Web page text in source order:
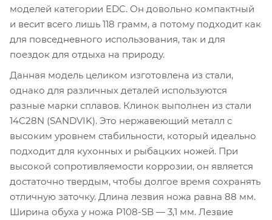
моделей категории EDC. Он довольно компактный
и весит всего лишь 118 грамм, а потому подходит как
для повседневного использования, так и для
поездок для отдыха на природу.
Данная модель целиком изготовлена из стали,
однако для различных деталей используются
разные марки сплавов. Клинок выполнен из стали
14C28N (SANDVIK). Это нержавеющий металл с
высоким уровнем стабильности, который идеально
подходит для кухонных и рыбацких ножей. При
высокой сопротивляемости коррозии, он является
достаточно твердым, чтобы долгое время сохранять
отличную заточку. Длина лезвия ножа равна 88 мм.
Ширина обуха у ножа P108-SB — 3,1 мм. Лезвие